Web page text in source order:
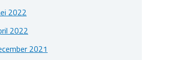
2022
2022
2021